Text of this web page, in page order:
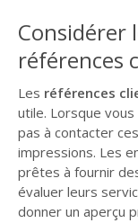
Considérer
références
Les références
utile. Lorsque
pas à contacter
impressions. Les
prêtes à fournir
évaluer leurs
donner un aperçu